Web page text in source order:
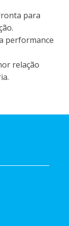
para
performance
relação